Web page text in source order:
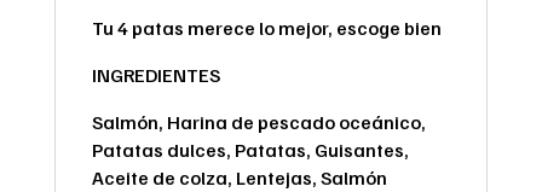
Tu 4 patas merece lo mejor, escoge bien
INGREDIENTES
Salmón, Harina de pescado oceánico,
Patatas dulces, Patatas, Guisantes,
Aceite de colza, Lentejas, Salmón